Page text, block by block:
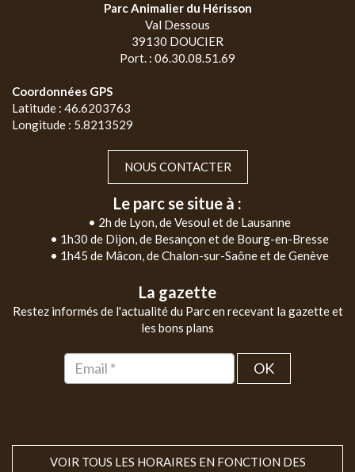
Parc Animalier du Hérisson
Val Dessous
39130 DOUCIER
Port. : 06.30.08.51.69
Coordonnées GPS
Latitude : 46.6203763
Longitude : 5.8213529
NOUS CONTACTER
Le parc se situe à :
• 2h de Lyon, de Vesoul et de Lausanne
• 1h30 de Dijon, de Besançon et de Bourg-en-Bresse
• 1h45 de Mâcon, de Chalon-sur-Saône et de Genève
La gazette
Restez informés de l'actualité du Parc en recevant la gazette et
les bons plans
OK
VOIR TOUS LES HORAIRES EN FONCTION DES